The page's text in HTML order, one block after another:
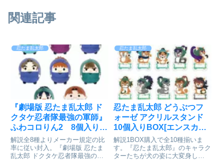
関連記事
忍たま乱太郎
『劇場版 忍たま乱太郎 ド
クタケ忍者隊最強の軍師』
ふわコロりん2 8個入り
BOX[マックスリミテッド]
が予約受付中
解説全8種よりメーカー規定の比
率に従い封入。『劇場版 忍たま
乱太郎 ドクタケ忍者隊最強の軍
忍たま乱太郎
忍たま乱太郎 どうぶつフ
ォーゼ アクリルスタンド
10個入りBOX[エンスカイ]
が予約受付開始
解説1BOX購入で全10種揃いま
す。『忍たま乱太郎』のキャラク
ターたちが犬の姿に大変身し